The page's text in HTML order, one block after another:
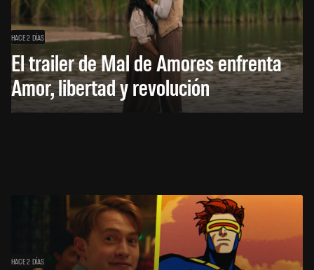
HACE 2 DÍAS
El trailer de Mal de Amores enfrenta
Amor, libertad y revolución
HACE 2 DÍAS